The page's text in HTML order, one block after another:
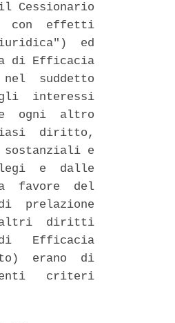
Cessionario
con  effetti
ed
di Efficacia
suddetto
gli  interessi
ogni  altro
diritto,
sostanziali e
e  dalle
favore  del
prelazione
altri  diritti
Efficacia
erano  di
criteri